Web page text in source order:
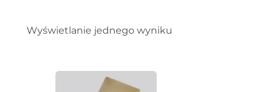
Wyświetlanie jednego wyniku